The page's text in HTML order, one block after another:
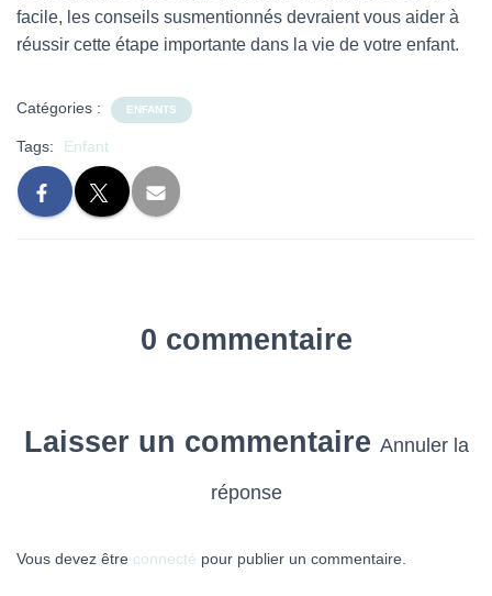
facile, les conseils susmentionnés devraient vous aider à
réussir cette étape importante dans la vie de votre enfant.
Catégories : ENFANTS
Tags: Enfant
0 commentaire
Laisser un commentaire Annuler la
réponse
Vous devez être connecté pour publier un commentaire.